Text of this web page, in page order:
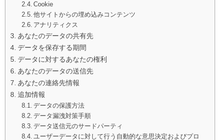
Cookie
他サイトからの埋め込みコンテンツ
アナリティクス
あなたのデータの共有先
データを保存する期間
データに対するあなたの権利
あなたのデータの送信先
あなたの連絡先情報
追加情報
データの保護方法
データ漏洩対策手順
データ送信元のサードパーティ
ユーザーデータに対して行う自動的な意思決定およびプロ